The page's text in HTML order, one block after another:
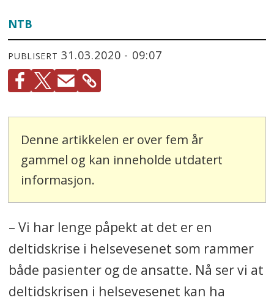
NTB
PUBLISERT 31.03.2020 - 09:07
Denne artikkelen er over fem år
gammel og kan inneholde utdatert
informasjon.
– Vi har lenge påpekt at det er en
deltidskrise i helsevesenet som rammer
både pasienter og de ansatte. Nå ser vi at
deltidskrisen i helsevesenet kan ha